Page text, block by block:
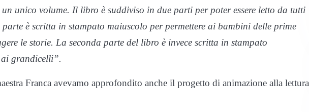
unico volume. Il libro è suddiviso in due parti per poter essere letto da tutti
è scritta in stampato maiuscolo per permettere ai bambini delle prime
le storie. La seconda parte del libro è invece scritta in stampato
grandicelli”.
Franca avevamo approfondito anche il progetto di animazione alla lettura